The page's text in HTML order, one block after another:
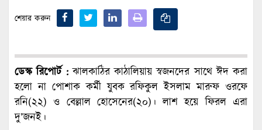
শেয়ার করুন
ডেস্ক রিপোর্ট :ঝালকাঠির কাঠালিয়ায় স্বজনদের সাথে ঈদ করা
হলো না পোশাক কর্মী যুবক রফিকুল ইসলাম মারুফ ওরফে
রনি(২২) ও বেল্লাল হোসেনের(২০)। লাশ হয়ে ফিরল এরা
দু’জনই।